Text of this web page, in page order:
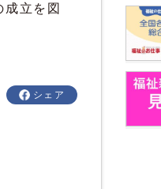
立を図
シェア